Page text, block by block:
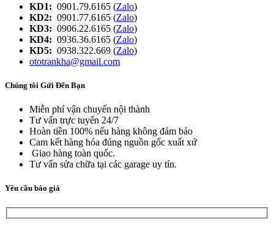
KD1: 0901.79.6165 (Zalo)
KD2: 0901.77.6165 (Zalo)
KD3: 0906.22.6165 (Zalo)
KD4: 0936.36.6165 (Zalo)
KD5: 0938.322.669 (Zalo)
ototrankha@gmail.com
Chúng tôi Gửi Đến Bạn
Miễn phí vận chuyển nội thành
Tư vấn trực tuyến 24/7
Hoàn tiền 100% nếu hàng không đảm bảo
Cam kết hàng hóa đúng nguồn gốc xuất xứ
Giao hàng toàn quốc.
Tư vấn sửa chữa tại các garage uy tín.
Yêu cầu báo giá